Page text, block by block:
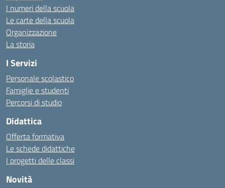
I numeri della scuola
Le carte della scuola
Organizzazione
La storia
I Servizi
Personale scolastico
Famiglie e studenti
Percorsi di studio
Didattica
Offerta formativa
Le schede didattiche
I progetti delle classi
Novità